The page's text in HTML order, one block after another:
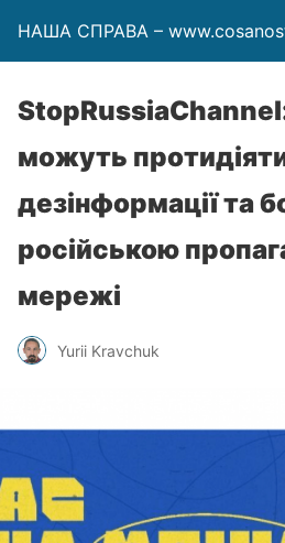
НАША СПРАВА –
можуть
дезінформації та
російською
мережі
Yurii Kravchuk